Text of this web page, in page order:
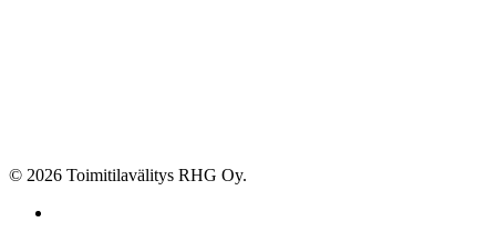
© 2026 Toimitilavälitys RHG Oy.